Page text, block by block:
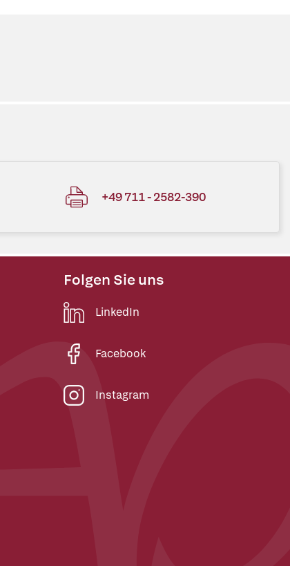
+49 711 - 2582-390
Folgen Sie uns
LinkedIn
Facebook
Instagram